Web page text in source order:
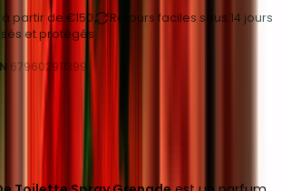
partir de €150
Retours faciles sous 14 jours
et protégés
679602911399